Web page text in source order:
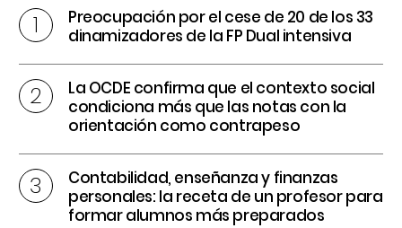
Preocupación por el cese de 20 de los 33
dinamizadores de la FP Dual intensiva
La OCDE confirma que el contexto social
condiciona más que las notas con la
orientación como contrapeso
Contabilidad, enseñanza y finanzas
personales: la receta de un profesor para
formar alumnos más preparados